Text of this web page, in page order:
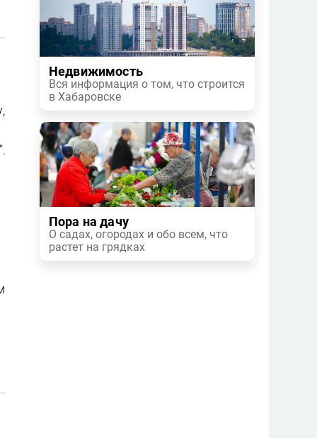
Недвижимость
Вся информация о том, что строится
в Хабаровске
Пора на дачу
О садах, огородах и обо всем, что
растет на грядках